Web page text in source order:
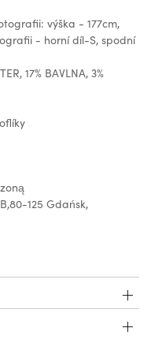
výška - 177cm,
- horní díl-S, spodní
17% BAVLNA, 3%
125 Gdańsk,